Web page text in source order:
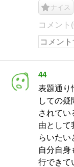
ナイス
コメント
44
表題通り
しての
されてい
由として
らいたい
自分自身
行できて